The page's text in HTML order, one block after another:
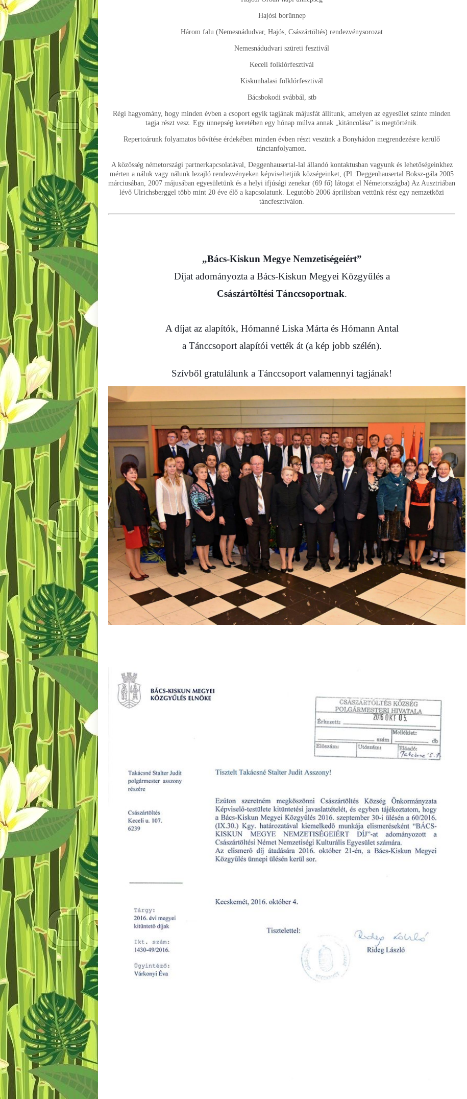
Hajósi borünnep
Három falu (Nemesnádudvar, Hajós, Császártöltés) rendezvénysorozat
Nemesnádudvari szüreti fesztivál
Keceli folklórfesztivál
Kiskunhalasi folklórfesztivál
Bácsbokodi svábbál, stb
Régi hagyomány, hogy minden évben a csoport egyik tagjának májusfát állítunk, amelyen az egyesület szinte minden
tagja részt vesz. Egy ünnepség keretében egy hónap múlva annak „kitáncolása” is megtörténik.
Repertoárunk folyamatos bővítése érdekében minden évben részt veszünk a Bonyhádon megrendezésre kerülő
tánctanfolyamon.
A közösség németországi partnerkapcsolatával, Deggenhausertal-lal állandó kontaktusban vagyunk és lehetőségeinkhez
mérten a náluk vagy nálunk lezajló rendezvényeken képviseltetjük községeinket, (Pl.:Deggenhausertal Boksz-gála 2005
márciusában, 2007 májusában egyesületünk és a helyi ifjúsági zenekar (69 fő) látogat el Németországba) Az Ausztriában
lévő Ulrichsberggel több mint 20 éve élő a kapcsolatunk. Legutóbb 2006 áprilisban vettünk rész egy nemzetközi
táncfesztiválon.
„Bács-Kiskun Megye Nemzetiségeiért”
Díjat adományozta a Bács-Kiskun Megyei Közgyűlés a
Császártöltési Tánccsoportnak.
A díjat az alapítók, Hómanné Liska Márta és Hómann Antal
a Tánccsoport alapítói vették át (a kép jobb szélén).
Szívből gratulálunk a Tánccsoport valamennyi tagjának!